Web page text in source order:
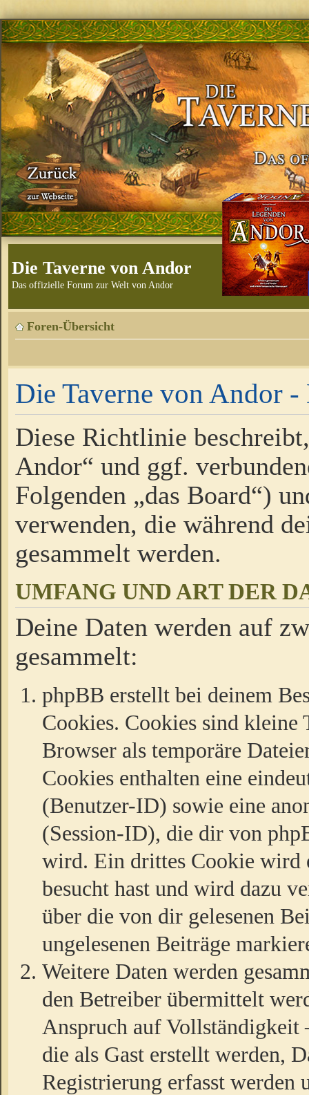
Die Taverne von Andor
Das offizielle Forum zur Welt von Andor
Foren-Übersicht
Die Taverne von Andor
Diese Richtlinie
Andor“ und ggf.
Folgenden „das Board“)
verwenden, die während
gesammelt werden.
UMFANG UND ART DER
Deine Daten werden auf
gesammelt:
phpBB erstellt bei deinem
Cookies. Cookies sind kleine
Browser als temporäre
Cookies enthalten eine
(Benutzer-ID) sowie eine
(Session-ID), die dir von
wird. Ein drittes Cookie wird
besucht hast und wird dazu
über die von dir gelesenen
ungelesenen Beiträge
Weitere Daten werden
den Betreiber übermittelt
Anspruch auf
die als Gast erstellt werden,
Registrierung erfasst werden